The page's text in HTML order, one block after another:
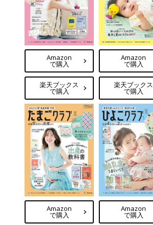
Amazon
で購入
楽天ブックス
で購入
Amazon
で購入
楽天ブックス
で購入
Amazon
で購入
Amazon
で購入